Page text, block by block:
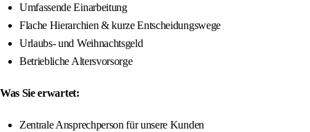
Umfassende Einarbeitung
Flache Hierarchien & kurze Entscheidungswege
Urlaubs- und Weihnachtsgeld
Betriebliche Altersvorsorge
Was Sie erwartet:
Zentrale Ansprechperson für unsere Kunden